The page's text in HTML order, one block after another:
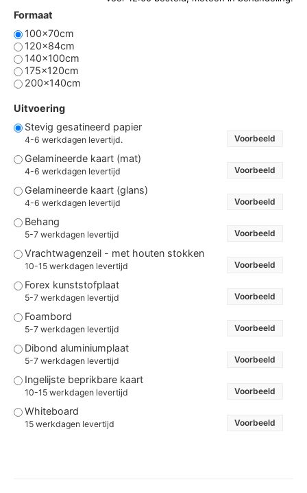
Formaat
100x70cm
120x84cm
140x100cm
175x120cm
200x140cm
Uitvoering
Stevig gesatineerd papier
4-6 werkdagen levertijd. Voorbeeld
Gelamineerde kaart (mat)
4-6 werkdagen levertijd Voorbeeld
Gelamineerde kaart (glans)
4-6 werkdagen levertijd Voorbeeld
Behang
5-7 werkdagen levertijd Voorbeeld
Vrachtwagenzeil - met houten stokken
10-15 werkdagen levertijd Voorbeeld
Forex kunststofplaat
5-7 werkdagen levertijd Voorbeeld
Foambord
5-7 werkdagen levertijd Voorbeeld
Dibond aluminiumplaat
5-7 werkdagen levertijd Voorbeeld
Ingelijste beprikbare kaart
10-15 werkdagen levertijd Voorbeeld
Whiteboard
15 werkdagen levertijd Voorbeeld